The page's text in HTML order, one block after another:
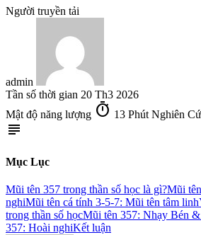
Người truyền tải
admin
Tần số thời gian 20 Th3 2026
Mật độ năng lượng timer 13 Phút Nghiên
subject
Mục Lục
Mũi tên 357 trong thần số học là gì?Mũi
nghiMũi tên cá tính 3-5-7: Mũi tên tâm linh
trong thần số họcMũi tên 357: Nhạy Bén
357: Hoài nghiKết luận